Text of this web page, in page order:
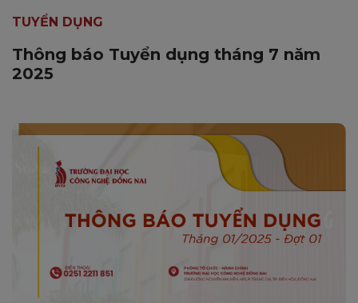
TUYỂN DỤNG
Thông báo Tuyển dụng tháng 7 năm
2025